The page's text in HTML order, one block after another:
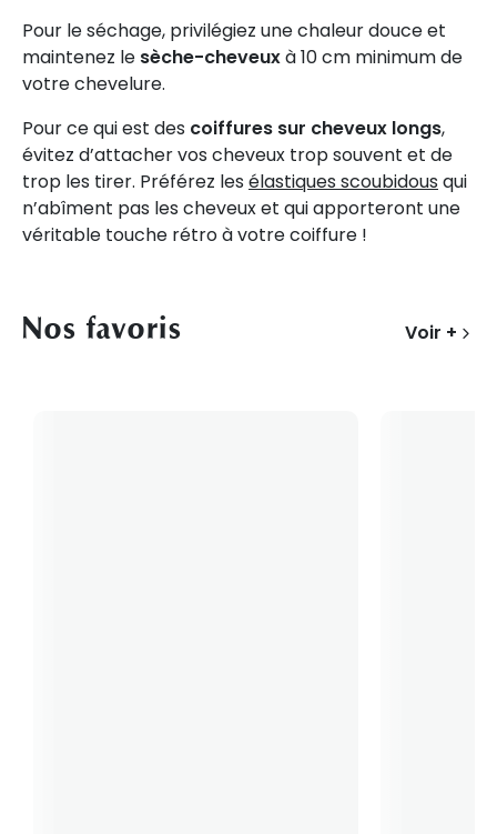
Pour le séchage, privilégiez une chaleur douce et
maintenez le sèche-cheveuxà 10 cm minimum de
votre chevelure.
Pour ce qui est des coiffures sur cheveux longs,
évitez d’attacher vos cheveux trop souvent et de
trop les tirer. Préférez les élastiques scoubidous qui
n’abîment pas les cheveux et qui apporteront une
véritable touche rétro à votre coiffure !
Nos favoris Voir +